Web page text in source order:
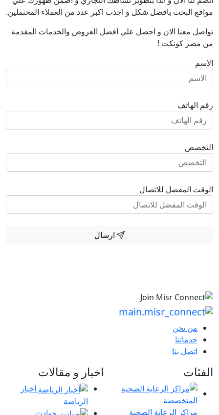
مواقع البحث بافضل شكل و اجذب اكبر عدد من العملاء المحتملين.
تواصل معنا الان و احصل علي افضل العروض والخدمات المقدمة
من مصر كونكت !
الاسم
رقم الهاتف
التخصص
الوقت المفضل للاتصال
ارسال
من نحن
خدماتنا
اتصل بنا
الفئات
مراكز الرعاية الصحية
اخبار و مقالات
أخبار
الرياضة